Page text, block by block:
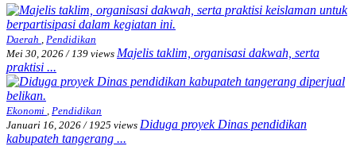
Daerah
Pendidikan
Mei 30, 2026 / 139 views Majelis taklim, organisasi dakwah, serta
praktisi ...
Ekonomi
Pendidikan
Januari 16, 2026 / 1925 views Diduga proyek Dinas pendidikan
kabupateh tangerang ...